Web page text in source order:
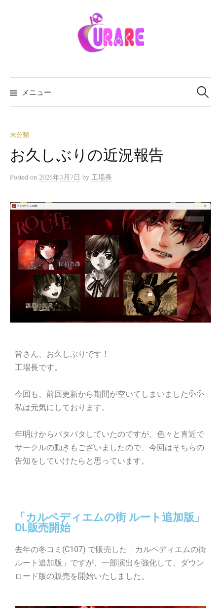
メニュー
未分類
お久しぶりの近況報告
Posted on 2026年3月7日 by 工場長
皆さん、お久しぶりです！
工場長です。
今回も、前回更新から期間が空いてしまいました💦💦
私は元気にしております。
年明けからバタバタしていたのですが、色々と直近で
サークルの動きもございましたので、今回はそちらの
告知をしていけたらと思っています。
「カルペディエムの街 ルート追加版」
DL販売開始
去年の冬コミ(C107) で販売した「カルペディエムの街
ルート追加版」ですが、一部演出を強化して、ダウン
ロード版の販売を開始いたしました。